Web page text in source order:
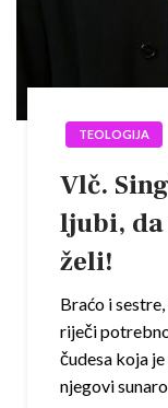
TEOLOGIJA
Vlč.
ljubi,
želi!
Braćo i
riječi
čudesa koja
njegovi